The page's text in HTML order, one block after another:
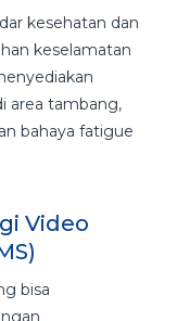
kesehatan dan
keselamatan
area tambang,
bahaya fatigue
Video
bisa